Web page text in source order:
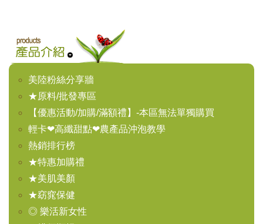
美陸粉絲分享牆
★原料/批發專區
【優惠活動/加購/滿額禮】-本區無法單獨購買
輕卡❤高纖甜點❤農產品沖泡教學
熱銷排行榜
★特惠加購禮
★美肌美顏
★窈窕保健
◎ 樂活新女性